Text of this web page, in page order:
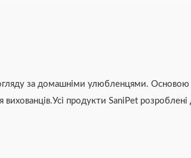
за домашніми улюбленцями.
продукти SaniPet